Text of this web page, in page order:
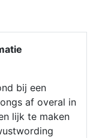
bij een
af overal in
lijk te maken